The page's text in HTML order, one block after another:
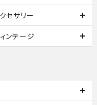
セサリー
ンテージ